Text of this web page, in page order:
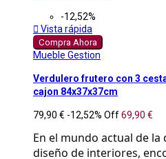
-12,52%
 Vista rápida
Compra Ahora
Mueble Gestion
Verdulero frutero con 3
cajon 84x37x37cm
79,90 € -12,52% Off69,90 €
En el mundo actual de la